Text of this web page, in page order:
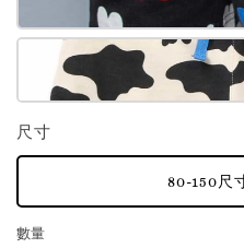
尺寸
80-150尺
數量